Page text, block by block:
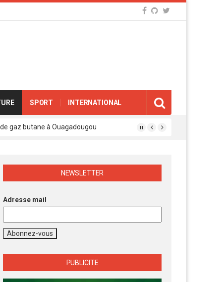
SPORT INTERNATIONAL
gaz butane à Ouagadougou
révolutionnaires
NEWSLETTER
Adresse mail
PUBLICITE